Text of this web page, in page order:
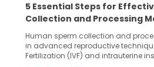
5 Essential Steps for
Collection and Processing
Human sperm collection and
in advanced reproductive
Fertilization (IVF) and intrauterine